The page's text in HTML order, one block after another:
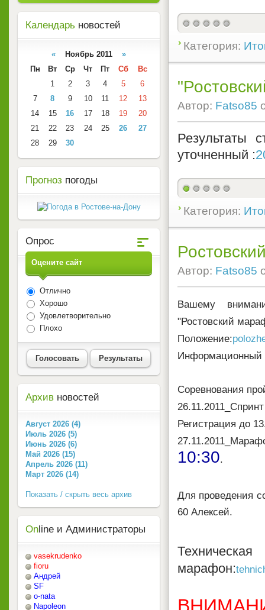
Категория:
Автор: Fatso85
Результаты
уточненный :
Категория:
Автор: Fatso85
Вашему
"Ростовский
Положение:
Информационный
Соревнования
Регистрация до
10:30.
Для проведения
60 Алексей.
марафон:
Календарь новостей
« Ноябрь 2011 »
Пн
Вт Ср Чт Пт Сб
Вс
1
2 3 4 5
6
7
8 9 10 11 12
13
14
15 16 17 18 19
20
21
22 23 24 25 26
27
28
29 30
Прогноз погоды
Опрос
Оцените сайт
Отлично
Хорошо
Удовлетворительно
Плохо
Голосовать Результаты
Архив новостей
Август 2026 (4)
Июль 2026 (5)
Июнь 2026 (6)
Май 2026 (15)
Апрель 2026 (11)
Март 2026 (14)
Показать / скрыть весь архив
On line и Администраторы
vasekrudenko
fioru
Андрей
SF
o-nata
Napoleon